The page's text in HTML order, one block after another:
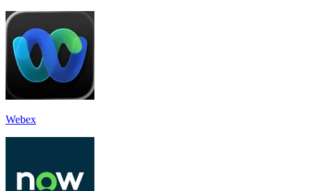
Webex